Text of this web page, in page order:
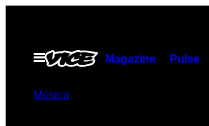
contentOpen
Menu
Magazine Pulse
Música